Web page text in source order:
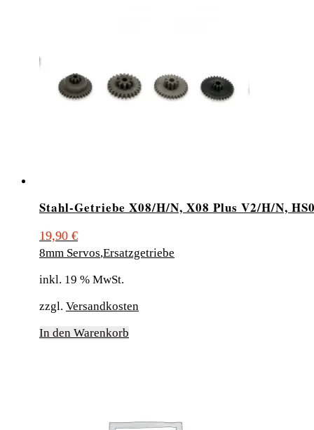
Stahl-Getriebe X08/H/N, X08 Plus V2/H/N,
19,90 €
8mm Servos,Ersatzgetriebe
inkl. 19 % MwSt.
zzgl. Versandkosten
In den Warenkorb